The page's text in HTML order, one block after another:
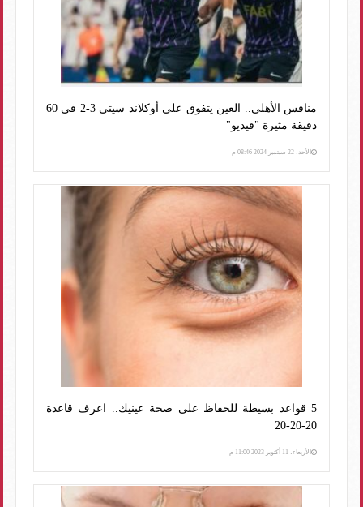
منافس الأهلى.. العين يتفوق على أوكلاند سيتى 3-2 فى 60
دقيقة مثيرة "فيديو"
الأحد، 22 سبتمبر 2024 08:46 م
5 قواعد بسيطة للحفاظ على صحة عينيك.. اعرف قاعدة
20-20-20
الأربعاء، 11 أكتوبر 2023 11:00 م